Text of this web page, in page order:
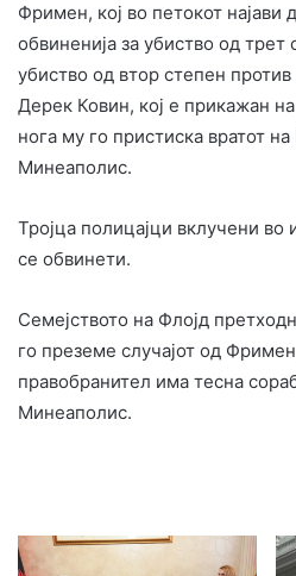
Фримен, кој во петокот најави
обвиненија за убиство од
убиство од втор степен
Дерек Ковин, кој е прикажан
нога му го пристиска вратот
Минеаполис.
Тројца полицајци вклучени во
се обвинети.
Семејството на Флојд
го преземе случајот од
правобранител има тесна
Минеаполис.